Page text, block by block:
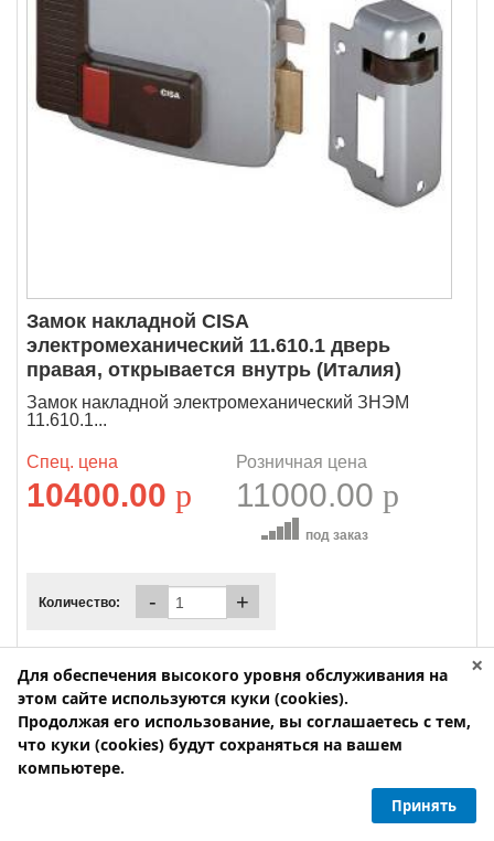
Замок накладной CISA
электромеханический 11.610.1 дверь
правая, открывается внутрь (Италия)
Замок накладной электромеханический ЗНЭМ
11.610.1...
Спец. цена
10400.00 p
Розничная цена
11000.00 p
под заказ
Количество: - +
×
Для обеспечения высокого уровня обслуживания на
этом сайте используются куки (cookies).
Продолжая его использование, вы соглашаетесь с тем,
что куки (cookies) будут сохраняться на вашем
компьютере.
Принять